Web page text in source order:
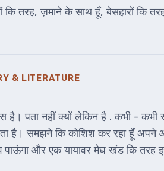
कि तरह, ज़माने के साथ हूँ, बेसहारों कि
& LITERATURE
पता नहीं क्यों लेकिन है . कभी - कभी
है। समझने कि कोशिश कर रहा हूँ
और एक यायावर मेघ खंड कि तरह